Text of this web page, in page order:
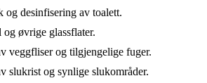
og desinfisering av toalett.
og øvrige glassflater.
veggfliser og tilgjengelige fuger.
slukrist og synlige slukområder.